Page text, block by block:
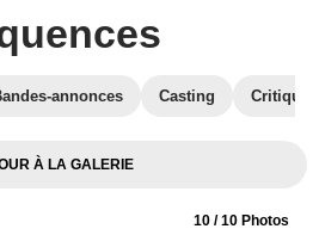
annonces Casting
À LA GALERIE
10 / 10 Photos